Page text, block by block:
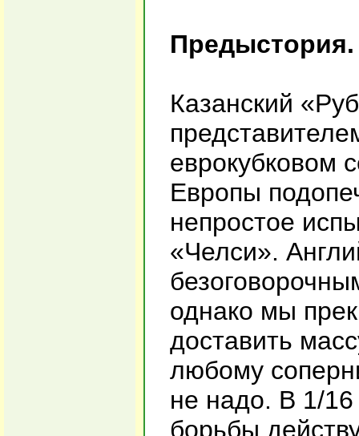
Предыстория.
Казанский
еврокубковом
Европы
непростое
«Челси».
однако мы
доставить
любому
не надо. В 1/
борьбы